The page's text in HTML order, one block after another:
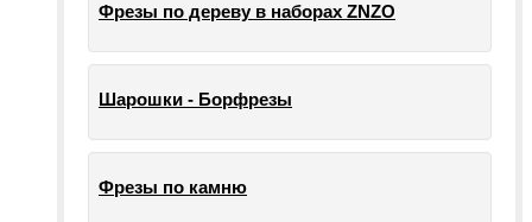
Фрезы по дереву в наборах ZNZO
Шарошки - Борфрезы
Фрезы по камню